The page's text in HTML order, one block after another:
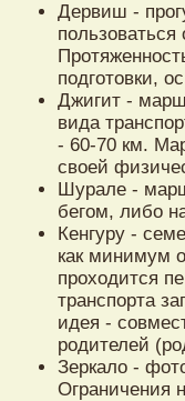
Дервиш -
подготовки,
Джигит -
вида
- 60-70 км.
своей
Шурале -
бегом, либо
Кенгуру -
как минимум
проходится
транспорта
идея -
родителей
Зеркало -
Ограничения